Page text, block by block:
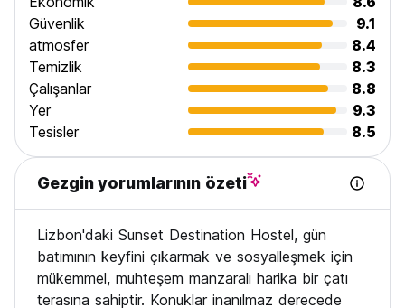
Güvenlik
9.1
atmosfer
8.4
Temizlik
8.3
Çalışanlar
8.8
Yer
9.3
Tesisler
8.5
Gezgin yorumlarının özeti
Lizbon'daki Sunset Destination Hostel, gün
batımının keyfini çıkarmak ve sosyalleşmek için
mükemmel, muhteşem manzaralı harika bir çatı
terasına sahiptir. Konuklar inanılmaz derecede